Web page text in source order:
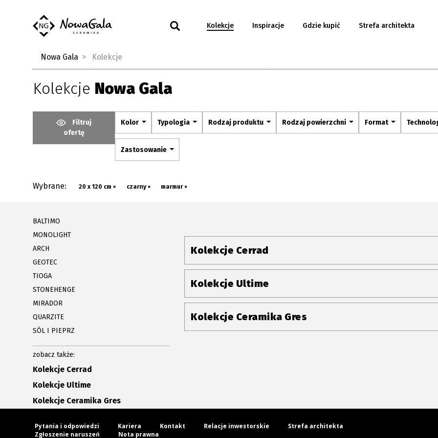
Kolekcje Inspiracje Gdzie kupić Strefa architekta
Nowa Gala Kolekcje
Kolekcje Nowa Gala
Filtruj
ofertę
Kolor Typologia Rodzaj produktu Rodzaj powierzchni Format
Zastosowanie
Wybrane: 20 x 120 cm × czarny × marmur ×
BALTIMO
MONOLIGHT
ARCH
GEOTEC
TIOGA
STONEHENGE
MIRADOR
QUARZITE
SÓL I PIEPRZ
zobacz także:
Kolekcje Cerrad
Kolekcje Ultime
Kolekcje Ceramika Gres
Kolekcje Cerrad
Kolekcje Ultime
Kolekcje Ceramika Gres
Pytania i odpowiedzi Kariera Kontakt Relacje inwestorskie
Strefa architekta
Zgłoszenie naruszeń
Nota prawna